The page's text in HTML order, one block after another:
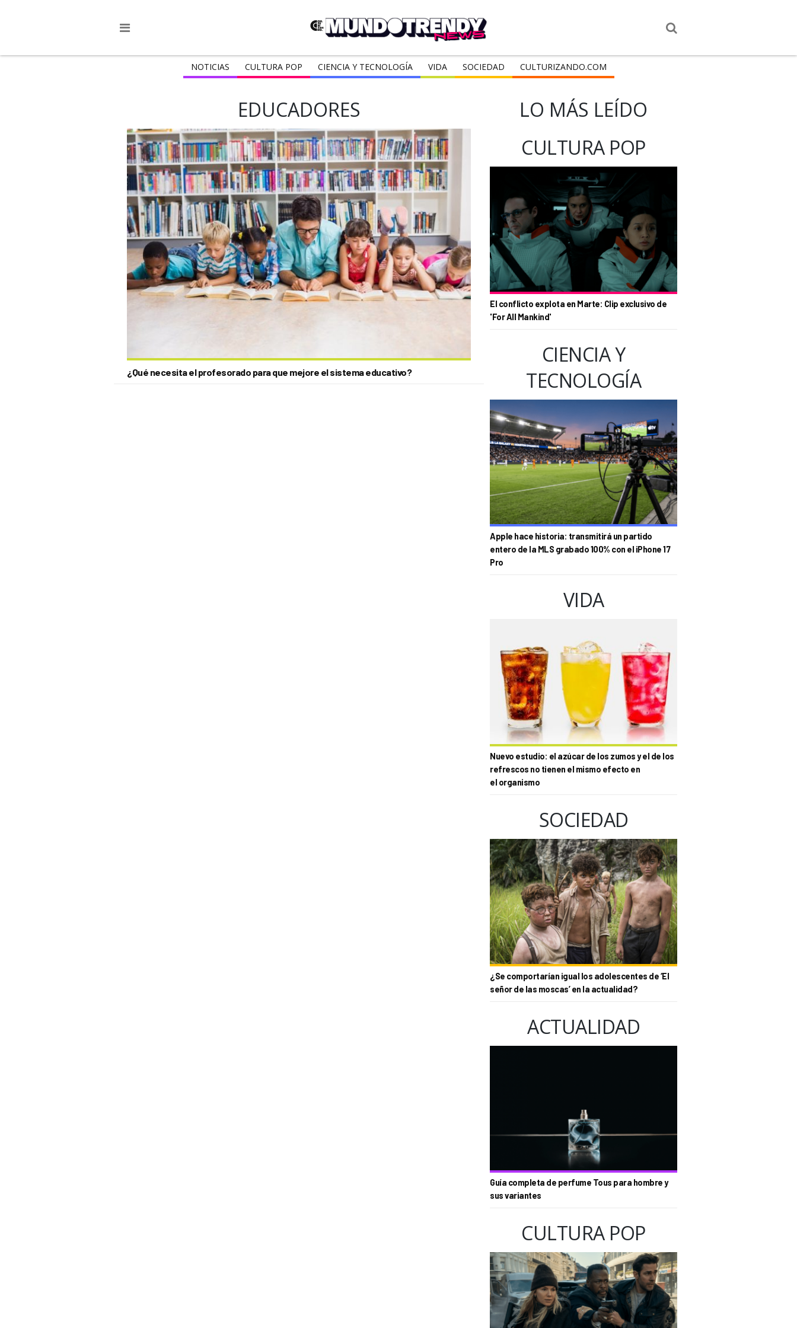
NOTICIAS CULTURA POP CIENCIA Y TECNOLOGÍA VIDA SOCIEDAD CULTURIZANDO.COM
EDUCADORES
¿Qué necesita el profesorado para que mejore el sistema educativo?
LO MÁS LEÍDO
CULTURA POP
El conflicto explota en Marte: Clip exclusivo de
'For All Mankind'
CIENCIA Y
TECNOLOGÍA
Apple hace historia: transmitirá un partido
entero de la MLS grabado 100% con el iPhone 17
Pro
VIDA
Nuevo estudio: el azúcar de los zumos y el de los
refrescos no tienen el mismo efecto en
el organismo
SOCIEDAD
¿Se comportarían igual los adolescentes de ‘El
señor de las moscas’ en la actualidad?
ACTUALIDAD
Guía completa de perfume Tous para hombre y
sus variantes
CULTURA POP